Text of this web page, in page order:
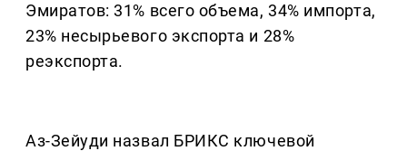
Эмиратов: 31% всего объема, 34% импорта,
23% несырьевого экспорта и 28%
реэкспорта.
Аз-Зейуди назвал БРИКС ключевой